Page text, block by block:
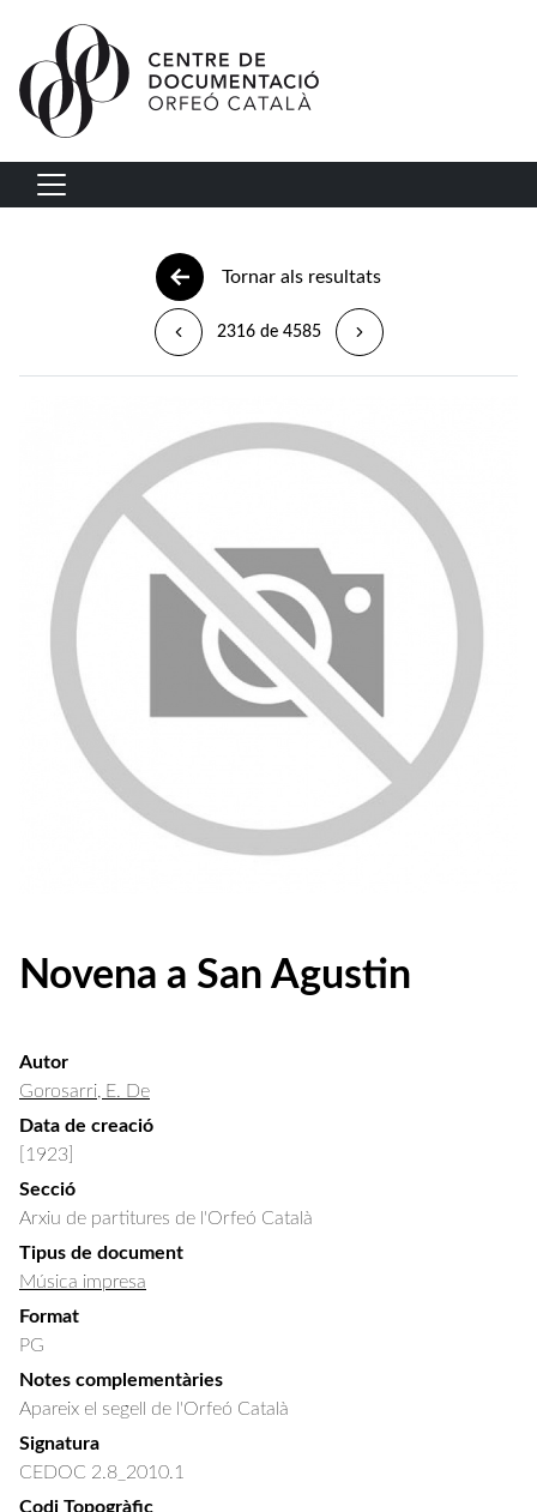
Vés al contingut
Navegació principal
Tornar als resultats
2316 de 4585
Novena a San Agustin
Autor
Gorosarri, E. De
Data de creació
[1923]
Secció
Arxiu de partitures de l'Orfeó Català
Tipus de document
Música impresa
Format
PG
Notes complementàries
Apareix el segell de l'Orfeó Català
Signatura
CEDOC 2.8_2010.1
Codi Topogràfic